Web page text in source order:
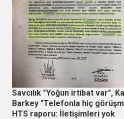
Savcılık "Yoğun irtibat var",
Barkey "Telefonla hiç
HTS raporu: İletişimleri yok